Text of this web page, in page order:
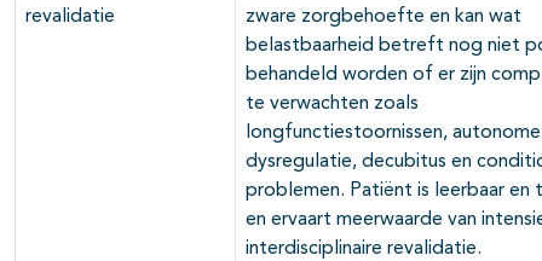
revalidatie
zware zorgbehoefte en kan wat
belastbaarheid betreft nog niet
behandeld worden of er zijn
te verwachten zoals
longfunctiestoornissen, autonome
dysregulatie, decubitus en
problemen. Patiënt is leerbaar en
en ervaart meerwaarde van
interdisciplinaire revalidatie.